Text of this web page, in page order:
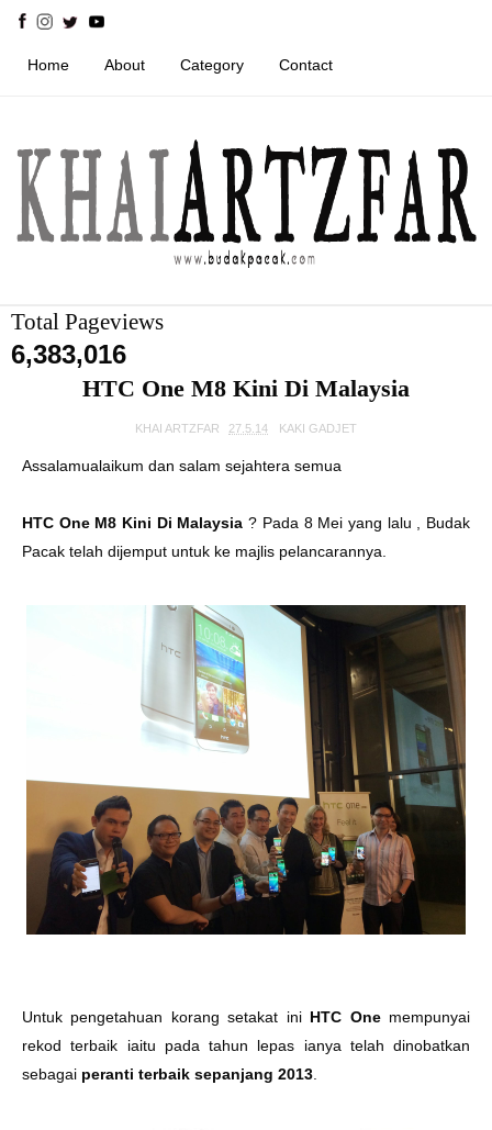
Home About Category Contact
Total Pageviews
6,383,016
HTC One M8 Kini Di Malaysia
KHAI ARTZFAR 27.5.14 KAKI GADJET
Assalamualaikum dan salam sejahtera semua
HTC One M8 Kini Di Malaysia? Pada 8 Mei yang lalu , Budak
Pacak telah dijemput untuk ke majlis pelancarannya.
Untuk pengetahuan korang setakat ini HTC Onemempunyai
rekod terbaik iaitu pada tahun lepas ianya telah dinobatkan
sebagai peranti terbaik sepanjang 2013